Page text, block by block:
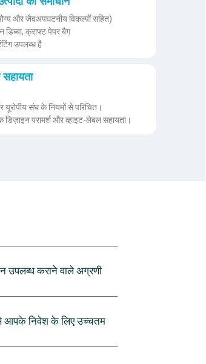
और जैवअपघटनीय विकल्पों सहित)
डिब्बा, क्राफ्ट पेपर बैग
उपलब्ध है
सहायता
संघ के नियमों से परिचित।
डिज़ाइन परामर्श और व्हाइट-लेबल सहायता।
उपलब्ध कराने वाले अग्रणी
आपके निवेश के लिए उच्चतम